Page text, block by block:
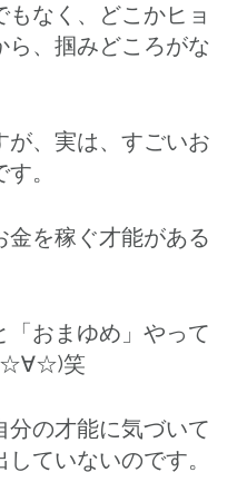
なく、どこかヒョ
ら、掴みどころがな
が、実は、すごいお
。
金を稼ぐ才能がある
「おまゆめ」やって
☆∀☆)笑
分の才能に気づいて
ていないのです。